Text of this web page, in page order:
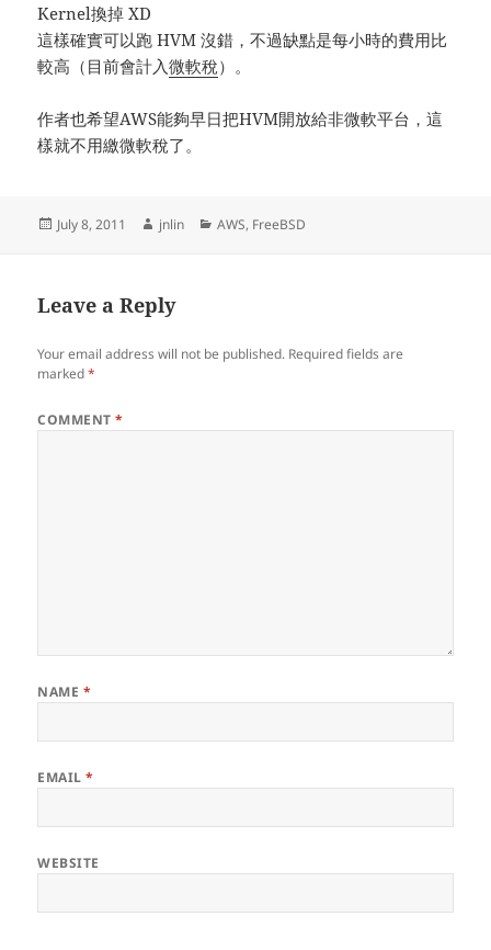
Kernel換掉 XD
這樣確實可以跑 HVM 沒錯，不過缺點是每小時的費用比
較高（目前會計入微軟稅）。
作者也希望AWS能夠早日把HVM開放給非微軟平台，這
樣就不用繳微軟稅了。
Posted
July 8, 2011 Author
jnlin Categories
AWS, FreeBSD
Leave a Reply
Your email address will not be published. Required fields are
marked*
COMMENT*
NAME *
EMAIL*
WEBSITE